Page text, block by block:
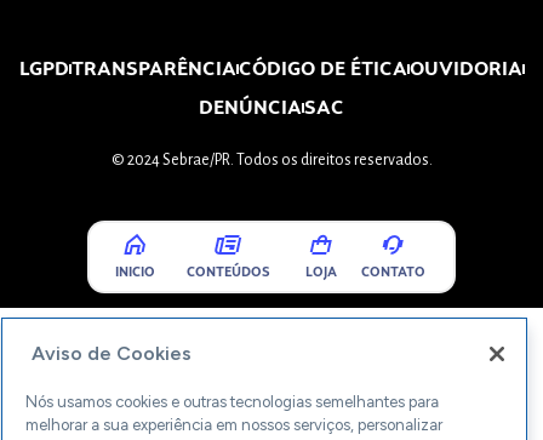
LGPDTRANSPARÊNCIACÓDIGO DE ÉTICAOUVIDORIA
DENÚNCIASAC
© 2024 Sebrae/PR. Todos os direitos reservados.
INICIO CONTEÚDOS LOJA CONTATO
Aviso de Cookies
Nós usamos cookies e outras tecnologias semelhantes para
melhorar a sua experiência em nossos serviços, personalizar